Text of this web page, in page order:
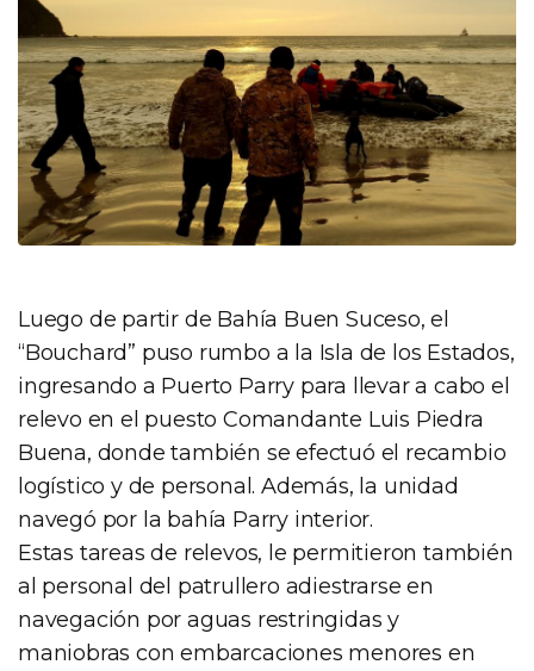
Luego de partir de Bahía Buen Suceso, el
“Bouchard” puso rumbo a la Isla de los Estados,
ingresando a Puerto Parry para llevar a cabo el
relevo en el puesto Comandante Luis Piedra
Buena, donde también se efectuó el recambio
logístico y de personal. Además, la unidad
navegó por la bahía Parry interior.
Estas tareas de relevos, le permitieron también
al personal del patrullero adiestrarse en
navegación por aguas restringidas y
maniobras con embarcaciones menores en